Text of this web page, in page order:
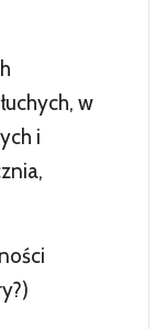
w
i